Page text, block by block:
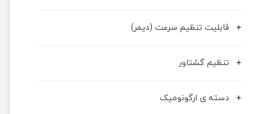
قابلیت تنظیم سرعت (دیمر)
تنظیم گشتاور
دسته ی ارگونومیک